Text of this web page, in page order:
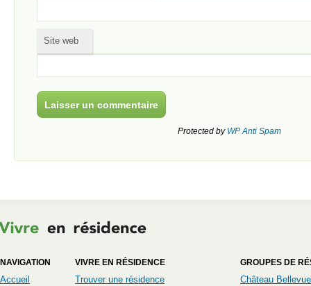
Site web
Protected by WP Anti Spam
NAVIGATION
Accueil
VIVRE EN RÉSIDENCE
Trouver une résidence
GROUPES DE
Château Bellevue